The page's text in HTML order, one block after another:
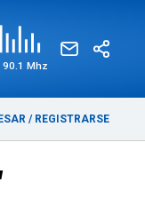
90.1 Mhz
/ REGISTRARSE